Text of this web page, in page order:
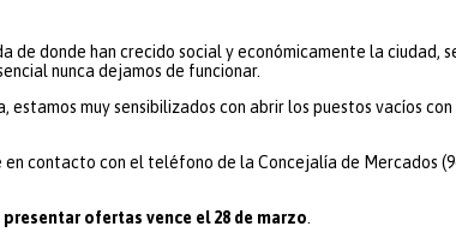
donde han crecido social y económicamente la ciudad,
nunca dejamos de funcionar.
muy sensibilizados con abrir los puestos vacíos
contacto con el teléfono de la Concejalía de Mercados
ofertas vence el 28 de marzo